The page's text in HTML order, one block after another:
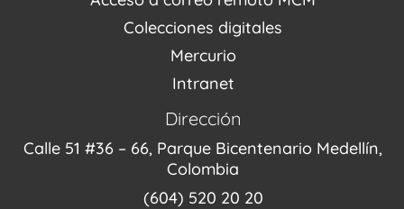
Fondo Editorial
Colecciones digitales
Mercurio
Intranet
Dirección
Calle 51 #36 – 66, Parque Bicentenario Medellín,
Colombia
(604) 520 20 20